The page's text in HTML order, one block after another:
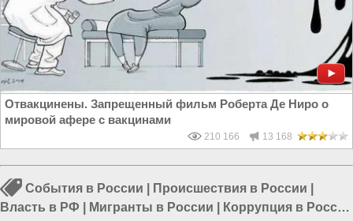
Отвакцинены. Запрещенный фильм Роберта Де Ниро о
мировой афере с вакцинами
210 166 13 168
События в России Происшествия в России
Власть в РФ
Мигранты в России
Коррупция в России